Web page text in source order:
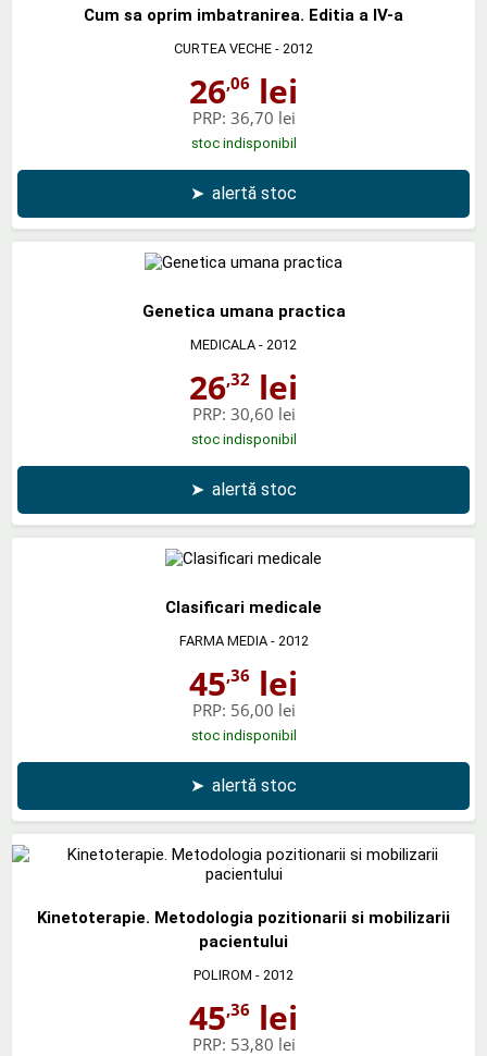
Cum sa oprim imbatranirea. Editia a IV-a
CURTEA VECHE - 2012
26,06 lei
PRP: 36,70 lei
stoc indisponibil
➤ alertă stoc
Genetica umana practica
MEDICALA - 2012
26,32 lei
PRP: 30,60 lei
stoc indisponibil
➤ alertă stoc
Clasificari medicale
FARMA MEDIA- 2012
45,36 lei
PRP: 56,00 lei
stoc indisponibil
➤ alertă stoc
Kinetoterapie. Metodologia pozitionarii si mobilizarii
pacientului
POLIROM - 2012
45,36 lei
PRP: 53,80 lei